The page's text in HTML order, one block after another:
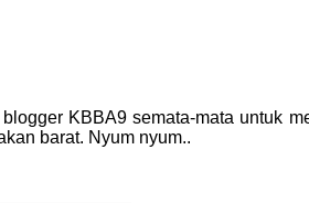
KBBA9 semata-mata untuk
barat. Nyum nyum..